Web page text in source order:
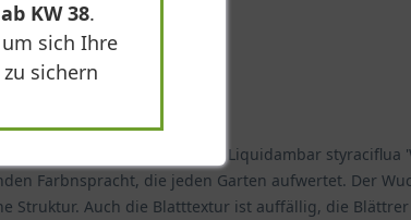
210 cm) 'Worplesdon' / Liquidambar styraciflua
Farbnspracht, die jeden Garten aufwertet. Der
Struktur. Auch die Blatttextur ist auffällig, die
KW 38.
sich Ihre
sichern